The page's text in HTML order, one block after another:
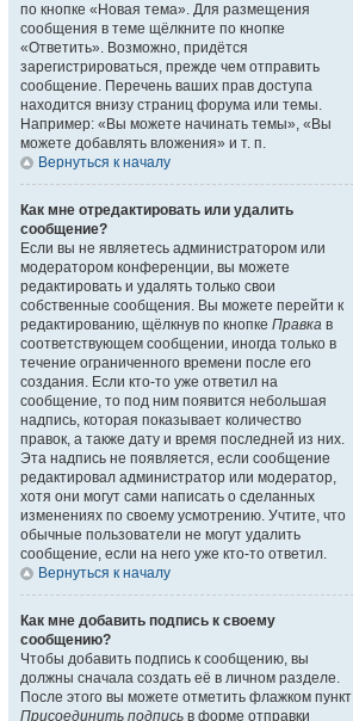
по кнопке «Новая тема». Для размещения
сообщения в теме щёлкните по кнопке
«Ответить». Возможно, придётся
зарегистрироваться, прежде чем отправить
сообщение. Перечень ваших прав доступа
находится внизу страниц форума или темы.
Например: «Вы можете начинать темы», «Вы
можете добавлять вложения» и т. п.
Вернуться к началу
Как мне отредактировать или удалить
сообщение?
Если вы не являетесь администратором или
модератором конференции, вы можете
редактировать и удалять только свои
собственные сообщения. Вы можете перейти к
редактированию, щёлкнув по кнопке Правка в
соответствующем сообщении, иногда только в
течение ограниченного времени после его
создания. Если кто-то уже ответил на
сообщение, то под ним появится небольшая
надпись, которая показывает количество
правок, а также дату и время последней из них.
Эта надпись не появляется, если сообщение
редактировал администратор или модератор,
хотя они могут сами написать о сделанных
изменениях по своему усмотрению. Учтите, что
обычные пользователи не могут удалить
сообщение, если на него уже кто-то ответил.
Вернуться к началу
Как мне добавить подпись к своему
сообщению?
Чтобы добавить подпись к сообщению, вы
должны сначала создать её в личном разделе.
После этого вы можете отметить флажком пункт
Присоединить подпись в форме отправки